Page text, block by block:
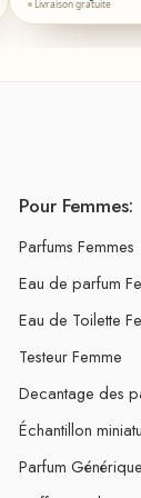
Livraison gratuite
Pour Femmes:
Parfums Femmes
Eau de parfum
Eau de Toilette
Testeur Femme
Decantage des
Échantillon
Parfum